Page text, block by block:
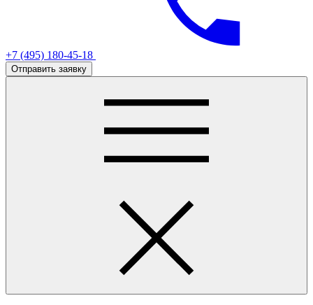
+7 (495) 180-45-18
Отправить заявку